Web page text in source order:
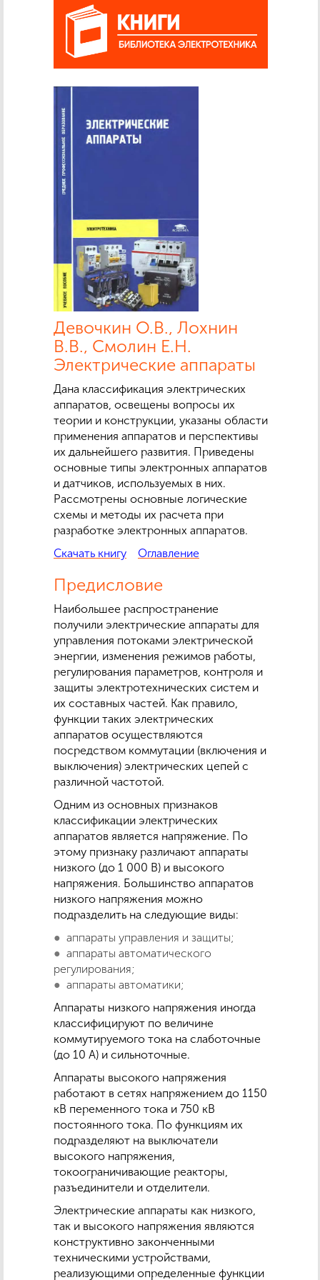
Девочкин О.В., Лохнин
В.В., Смолин Е.Н.
Электрические аппараты
Дана классификация электрических
аппаратов, освещены вопросы их
теории и конструкции, указаны области
применения аппаратов и перспективы
их дальнейшего развития. Приведены
основные типы электронных аппаратов
и датчиков, используемых в них.
Рассмотрены основные логические
схемы и методы их расчета при
разработке электронных аппаратов.
Скачать книгу
Оглавление
Предисловие
Наибольшее распространение
получили электрические аппараты для
управления потоками электрической
энергии, изменения режимов работы,
регулирования параметров, контроля и
защиты электротехнических систем и
их составных частей. Как правило,
функции таких электрических
аппаратов осуществляются
посредством коммутации (включения и
выключения) электрических цепей с
различной частотой.
Одним из основных признаков
классификации электрических
аппаратов является напряжение. По
этому признаку различают аппараты
низкого (до 1 000 В) и высокого
напряжения. Большинство аппаратов
низкого напряжения можно
подразделить на следующие виды:
аппараты управления и защиты;
аппараты автоматического
регулирования;
аппараты автоматики;
Аппараты низкого напряжения иногда
классифицируют по величине
коммутируемого тока на слаботочные
(до 10 А) и сильноточные.
Аппараты высокого напряжения
работают в сетях напряжением до 1150
кВ переменного тока и 750 кВ
постоянного тока. По функциям их
подразделяют на выключатели
высокого напряжения,
токоограничивающие реакторы,
разъединители и отделители.
Электрические аппараты как низкого,
так и высокого напряжения являются
конструктивно законченными
техническими устройствами,
реализующими определенные функции